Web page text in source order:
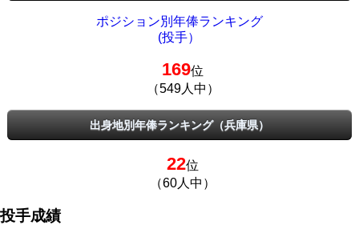
ポジション別年俸ランキング
(投手）
169位
（549人中）
出身地別年俸ランキング（兵庫県）
22位
（60人中）
投手成績